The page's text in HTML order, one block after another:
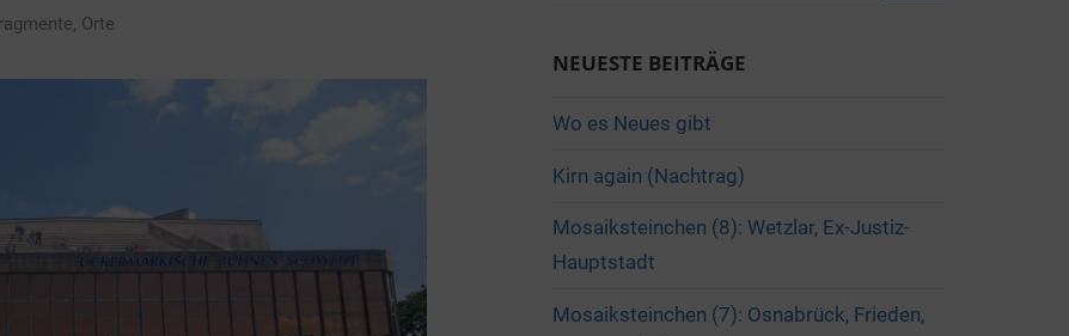
, Orte
NEUESTE BEITRÄGE
Wo es Neues gibt
Kirn again (Nachtrag)
Mosaiksteinchen (8): Wetzlar, Ex-Justiz-
Hauptstadt
Mosaiksteinchen (7): Osnabrück, Frieden,